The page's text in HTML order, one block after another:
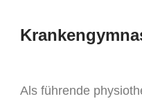
Als führende